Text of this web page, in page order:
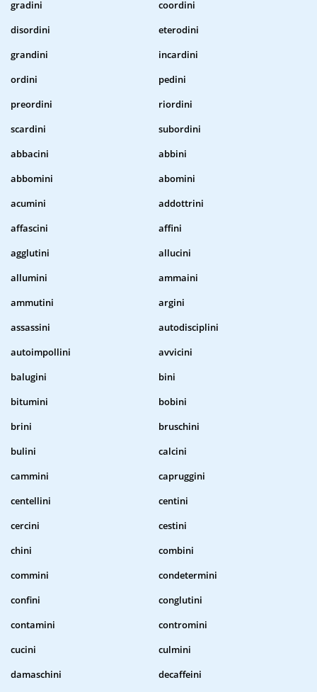
gradini
coordini
disordini
eterodini
grandini
incardini
ordini
pedini
preordini
riordini
scardini
subordini
abbacini
abbini
abbomini
abomini
acumini
addottrini
affascini
affini
agglutini
allucini
allumini
ammaini
ammutini
argini
assassini
autodisciplini
autoimpollini
avvicini
balugini
bini
bitumini
bobini
brini
bruschini
bulini
calcini
cammini
capruggini
centellini
centini
cercini
cestini
chini
combini
commini
condetermini
confini
conglutini
contamini
contromini
cucini
culmini
damaschini
decaffeini